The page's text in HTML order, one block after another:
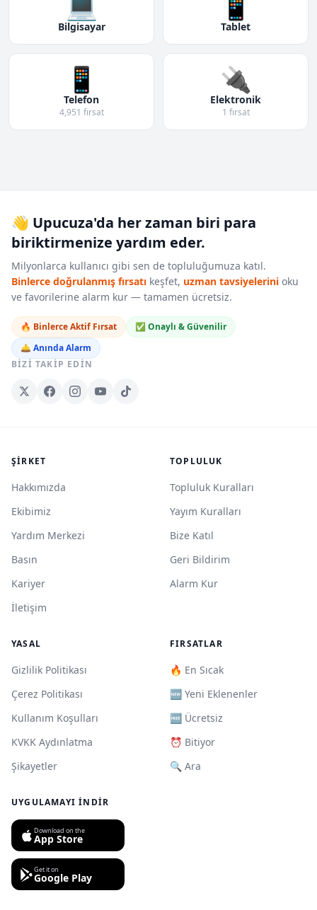
Bilgisayar Tablet
📱
Telefon
4,951 fırsat
🔌
Elektronik
1 fırsat
👋 Upucuza'da her zaman biri para
biriktirmenize yardım eder.
Milyonlarca kullanıcı gibi sen de topluluğumuza katıl.
Binlerce doğrulanmış fırsatı keşfet, uzman tavsiyelerini oku
ve favorilerine alarm kur — tamamen ücretsiz.
🔥 Binlerce Aktif Fırsat
✅ Onaylı & Güvenilir
🛎️ Anında Alarm
BIZI TAKIP EDIN
ŞIRKET
Hakkımızda
Ekibimiz
Yardım Merkezi
Basın
Kariyer
İletişim
TOPLULUK
Topluluk Kuralları
Yayım Kuralları
Bize Katıl
Geri Bildirim
Alarm Kur
YASAL
Gizlilik Politikası
Çerez Politikası
Kullanım Koşulları
KVKK Aydınlatma
Şikayetler
FIRSATLAR
🔥 En Sıcak
🆕 Yeni Eklenenler
🆓 Ücretsiz
⏰ Bitiyor
🔍 Ara
UYGULAMAYI İNDIR
Download on the
App Store
Get it on
Google Play